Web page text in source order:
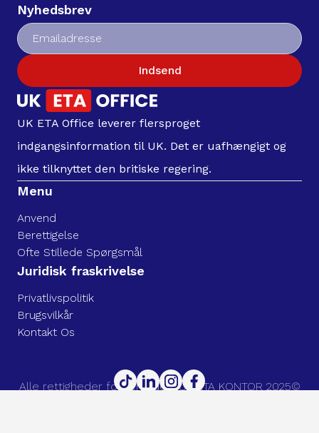
Nyhedsbrev
Indsend
UK ETA Office leverer flersproget
indgangsinformation til UK. Det er uafhængigt og
ikke tilknyttet den britiske regering.
Menu
Anvend
Berettigelse
Ofte Stillede Spørgsmål
Juridisk fraskrivelse
Privatlivspolitik
Brugsvilkår
Kontakt Os
Alle rettigheder forbeholdes. UK ETA KONTOR 2025©